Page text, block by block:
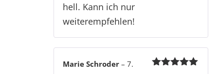
hell. Kann ich nur
weiterempfehlen!
Marie Schroder – 7.